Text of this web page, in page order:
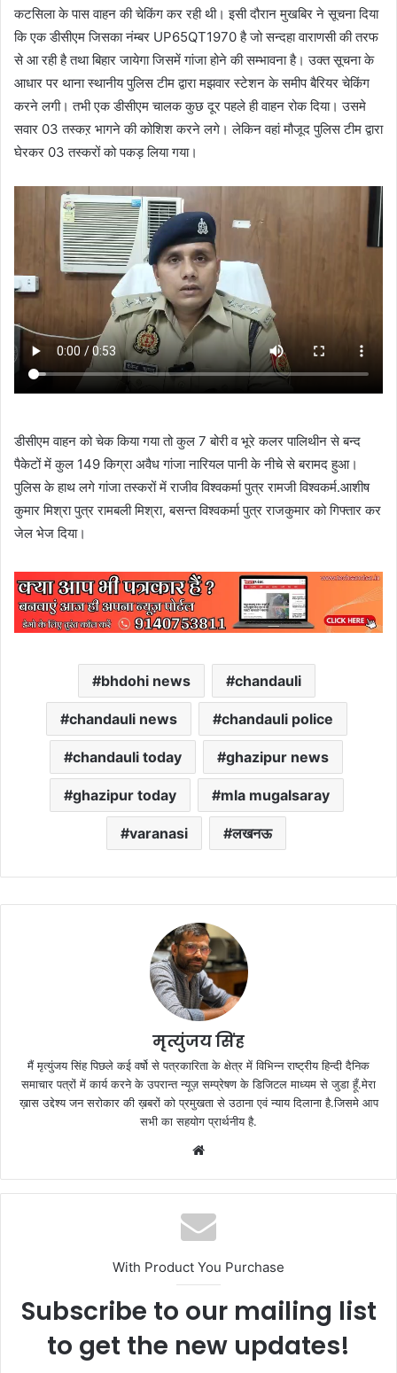
कटसिला के पास वाहन की चेकिंग कर रही थी। इसी दौरान मुखबिर ने सूचना दिया
कि एक डीसीएम जिसका नंम्बर UP65QT1970 है जो सन्दहा वाराणसी की तरफ
से आ रही है तथा बिहार जायेगा जिसमें गांजा होने की सम्भावना है। उक्त सूचना के
आधार पर थाना स्थानीय पुलिस टीम द्वारा मझवार स्टेशन के समीप बैरियर चेकिंग
करने लगी। तभी एक डीसीएम चालक कुछ दूर पहले ही वाहन रोक दिया। उसमे
सवार 03 तस्कऱ भागने की कोशिश करने लगे। लेकिन वहां मौजूद पुलिस टीम द्वारा
घेरकर 03 तस्करों को पकड़ लिया गया।
डीसीएम वाहन को चेक किया गया तो कुल 7 बोरी व भूरे कलर पालिथीन से बन्द
पैकेटों में कुल 149 किग्रा अवैध गांजा नारियल पानी के नीचे से बरामद हुआ।
पुलिस के हाथ लगे गांजा तस्करों में राजीव विश्वकर्मा पुत्र रामजी विश्वकर्म.आशीष
कुमार मिश्रा पुत्र रामबली मिश्रा, बसन्त विश्वकर्मा पुत्र राजकुमार को गिफ्तार कर
जेल भेज दिया।
bhdohi news chandauli
chandauli news chandauli police
chandauli today ghazipur news
ghazipur today mla mugalsaray
varanasi लखनऊ
मृत्युंजय सिंह
मैं मृत्युंजय सिंह पिछले कई वर्षो से पत्रकारिता के क्षेत्र में विभिन्न राष्ट्रीय हिन्दी दैनिक
समाचार पत्रों में कार्य करने के उपरान्त न्यूज़ सम्प्रेषण के डिजिटल माध्यम से जुडा हूँ.मेरा
ख़ास उद्देश्य जन सरोकार की ख़बरों को प्रमुखता से उठाना एवं न्याय दिलाना है.जिसमे आप
सभी का सहयोग प्रार्थनीय है.
With Product You Purchase
Subscribe to our mailing list
to get the new updates!